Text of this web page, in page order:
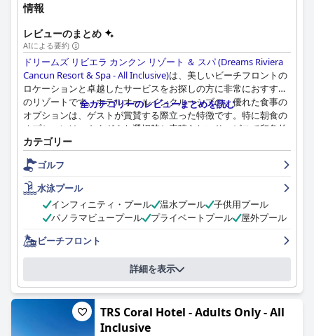
情報
レビューのまとめ
AIによる要約
ドリームズ リビエラ カンクン リゾート ＆ スパ (Dreams Riviera
Cancun Resort & Spa - All Inclusive)は、美しいビーチフロントの
ロケーションと卓越したサービスをお探しの方に非常におすすめ
のリゾートです。ホテルオールインクルーシブの、優れた食事の
オプションは、ゲストが賞賛する際立った特徴です。特に朝食の
オプションは、さまざまな選択肢と素晴らしいサービスで印象的
です。客室は広々として快適で、プライベートプランジプール付
きの客室もあり、贅沢な体験を提供します。ホテルの清潔さも特
筆に値します。スタッフは素晴らしく、ゲストは彼らの丁寧でフ
レンドリーなサービスを一貫して賞賛しています。スパ体験は素
晴らしく、ぜひ訪れる価値があります。家族連れには、子供向け
の多くのアクティビティが用意されています。レストランの選択
肢が限られている、ビーチの海藻、または時代遅れの部屋など、
特定の側面に関する否定的なコメントもありましたが、これらは
少数であり、全体的な肯定的な経験を損なうものではありません
でした。カンクンで5つ星のリゾートをお探しの方にとって、ド
リームズ リビエラ カンクン リゾート ＆ スパ (Dreams Riviera
Cancun Resort & Spa - All Inclusive)は、格別な休暇スポットを提
供します。
全カテゴリーのレビューまとめを読む
カテゴリー
ゴルフ
水泳プール
インフィニティ・プール
温水プール
子供用プール
パノラマビュープール
プライベートプール
屋外プール
ビーチフロント
詳細を表示
TRS Coral Hotel - Adults Only - All
Inclusive